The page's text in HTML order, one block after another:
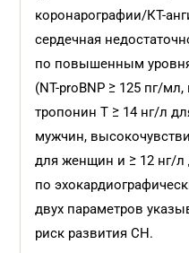
коронарографии/КТ-
сердечная
по повышенным
(NT-proBNP ≥ 125 пг/
тропонин T ≥ 14 нг/л
мужчин,
для женщин и ≥ 12 нг/
по
двух параметров
риск развития СН.